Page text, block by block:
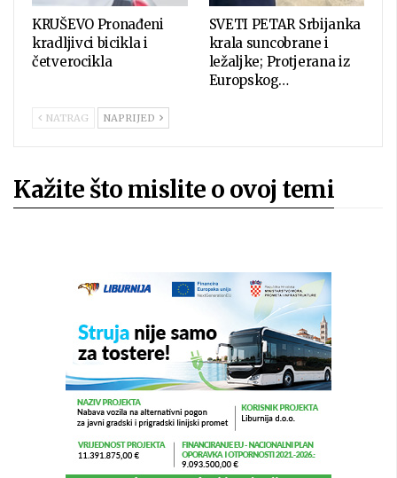
KRUŠEVO Pronađeni
kradljivci bicikla i
četverocikla
SVETI PETAR Srbijanka
krala suncobrane i
ležaljke; Protjerana iz
Europskog…
NATRAG NAPRIJED
Kažite što mislite o ovoj temi